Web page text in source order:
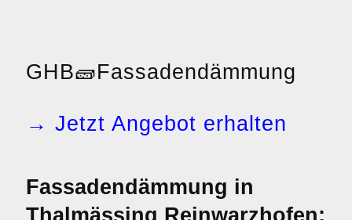
GHB🧱Fassadendämmung
→ Jetzt Angebot erhalten
Fassadendämmung in
Thalmässing Reinwarzhofen: